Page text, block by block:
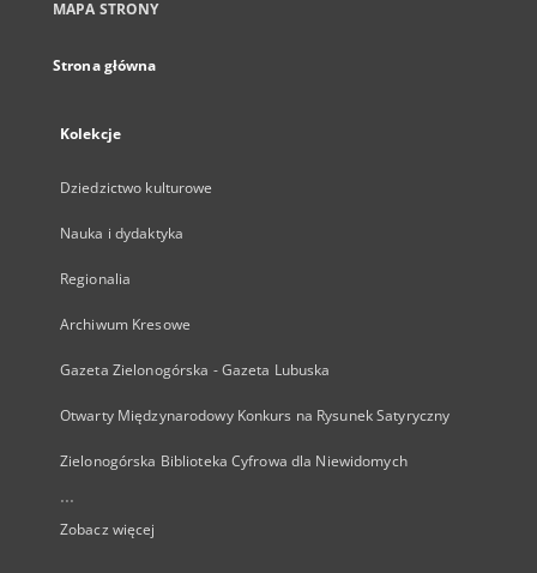
MAPA STRONY
Strona główna
Kolekcje
Dziedzictwo kulturowe
Nauka i dydaktyka
Regionalia
Archiwum Kresowe
Gazeta Zielonogórska - Gazeta Lubuska
Otwarty Międzynarodowy Konkurs na Rysunek Satyryczny
Zielonogórska Biblioteka Cyfrowa dla Niewidomych
...
Zobacz więcej